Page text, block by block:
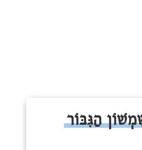
הַגִּבּוֹר